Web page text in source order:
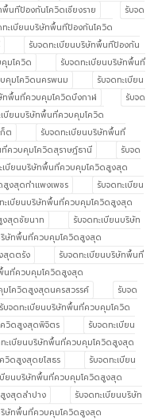
พื้นทีป้องกันโควิดเชียงราย
รับจด
ทะเบียนบริษัทพื้นทีป้องกันโควิด
รับจดทะเบียนบริษัทพื้นทีป้องกัน
มโควิด
รับจดทะเบียนบริษัทพื้นที่
คุมโควิดนครพนม
รับจดทะเบียน
ทพื้นที่ควบคุมโควิดบึงกาฬ
รับจด
เบียนบริษัทพื้นที่ควบคุมโควิด
ต
รับจดทะเบียนบริษัทพื้นที่
ควบคุมโควิดสุราษฎ์ธานี
รับจด
เบียนบริษัทพื้นที่ควบคุมโควิดสูงสุด
งสุดกำแพงเพชร
รับจดทะเบียน
ะเบียนบริษัทพื้นที่ควบคุมโควิดสูงสุด
งสุดชัยนาท
รับจดทะเบียนบริษัท
ริษัทพื้นที่ควบคุมโควิดสูงสุด
สุดตรัง
รับจดทะเบียนบริษัทพื้นที่
นที่ควบคุมโควิดสูงสุด
โควิดสูงสุดนครสวรรค์
รับจด
รับจดทะเบียนบริษัทพื้นที่ควบคุมโควิด
ควิดสูงสุดพิจิตร
รับจดทะเบียน
ะเบียนบริษัทพื้นที่ควบคุมโควิดสูงสุด
วิดสูงสุดยโสธร
รับจดทะเบียน
บียนบริษัทพื้นที่ควบคุมโควิดสูงสุด
งสุดลำปาง
รับจดทะเบียนบริษัท
ริษัทพื้นที่ควบคุมโควิดสูงสุด